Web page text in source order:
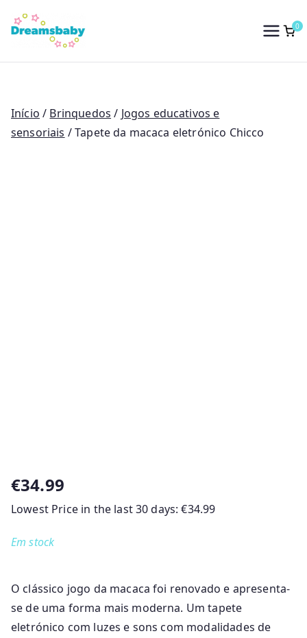
para
conteúdo
Dreams Baby
0
Início / Brinquedos / Jogos educativos e
sensoriais / Tapete da macaca eletrónico Chicco
€34.99
Lowest Price in the last 30 days:€34.99
O clássico jogo da macaca foi renovado e apresenta-
se de uma forma mais moderna. Um tapete
eletrónico com luzes e sons com modalidades de
Em stock